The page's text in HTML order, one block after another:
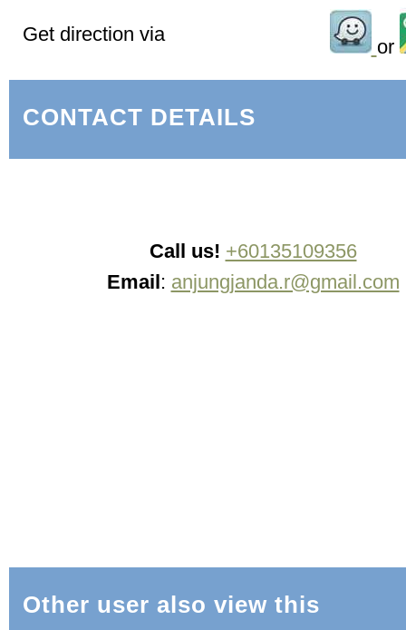
Get direction via
or
CONTACT DETAILS
Call us! +60135109356
Email: anjungjanda.r@gmail.com
Other user also view this